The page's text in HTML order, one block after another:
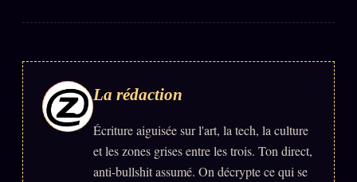
La rédaction
Écriture aiguisée sur l'art, la tech, la culture
et les zones grises entre les trois. Ton direct,
anti-bullshit assumé. On décrypte ce qui se